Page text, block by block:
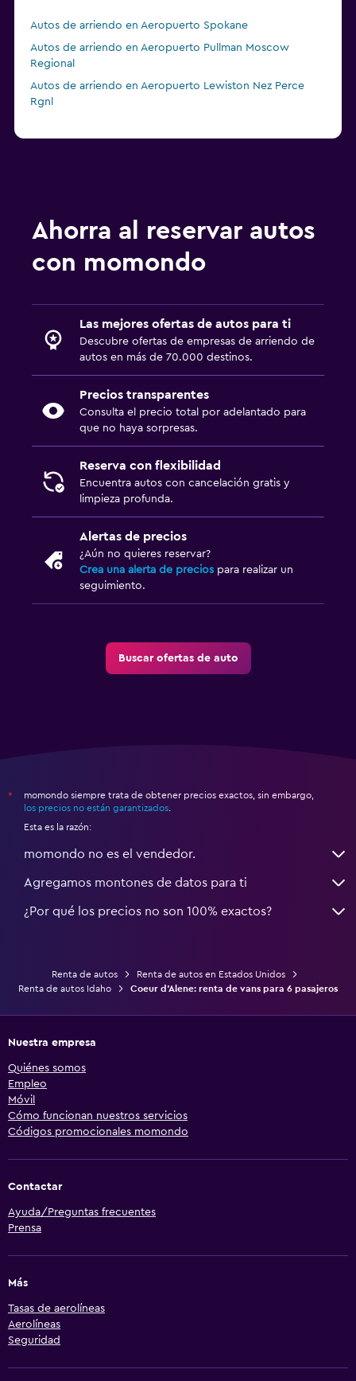
Autos de arriendo en Aeropuerto Spokane
Autos de arriendo en Aeropuerto Pullman Moscow
Regional
Autos de arriendo en Aeropuerto Lewiston Nez Perce
Rgnl
Ahorra al reservar autos
con momondo
Las mejores ofertas de autos para ti
Descubre ofertas de empresas de arriendo de
autos en más de 70.000 destinos.
Precios transparentes
Consulta el precio total por adelantado para
que no haya sorpresas.
Reserva con flexibilidad
Encuentra autos con cancelación gratis y
limpieza profunda.
Alertas de precios
¿Aún no quieres reservar?
Crea una alerta de precios para realizar un
seguimiento.
Buscar ofertas de auto
*
momondo siempre trata de obtener precios exactos, sin embargo,
los precios no están garantizados.
Esta es la razón:
momondo no es el vendedor.
Agregamos montones de datos para ti
¿Por qué los precios no son 100% exactos?
Renta de autos
Renta de autos en Estados Unidos
Renta de autos Idaho
Coeur d'Alene: renta de vans para 6 pasajeros
Nuestra empresa
Quiénes somos
Empleo
Móvil
Cómo funcionan nuestros servicios
Códigos promocionales momondo
Contactar
Ayuda/Preguntas frecuentes
Prensa
Más
Tasas de aerolíneas
Aerolíneas
Seguridad